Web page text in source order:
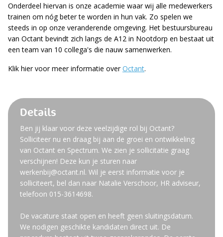
Onderdeel hiervan is onze academie waar wij alle medewerkers
trainen om nóg beter te worden in hun vak. Zo spelen we
steeds in op onze veranderende omgeving. Het bestuursbureau
van Octant bevindt zich langs de A12 in Nootdorp en bestaat uit
een team van 10 collega's die nauw samenwerken.
Klik hier voor meer informatie overOctant.
Details
Ben jij klaar voor deze veelzijdige rol bij Octant?
Solliciteer nu en draag bij aan de groei en ontwikkeling
van Octant en Spectrum. We zien je sollicitatie graag
verschijnen! Deze kun je sturen naar
werkenbij@octant.nl. Wil je eerst informatie voor je
solliciteert, bel dan naar Natalie Verschoor, HR adviseur,
telefoon 015-3614698.
De vacature staat open en heeft geen sluitingsdatum.
We nodigen geschikte kandidaten direct uit. De